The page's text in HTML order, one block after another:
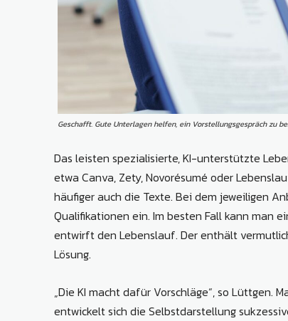
Geschafft. Gute Unterlagen helfen, ein Vorstellungsgespräch zu
Das leisten spezialisierte, KI-unterstützte
etwa Canva, Zety, Novorésumé oder
häufiger auch die Texte. Bei dem jeweiligen
Qualifikationen ein. Im besten Fall kann man
entwirft den Lebenslauf. Der enthält
Lösung.
„Die KI macht dafür Vorschläge“, so Lüttgen.
entwickelt sich die Selbstdarstellung